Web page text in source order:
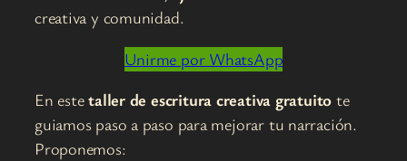
creativa y comunidad.
Unirme por WhatsApp
En estetaller de escritura creativa gratuito te
guiamos paso a paso para mejorar tu narración.
Proponemos: